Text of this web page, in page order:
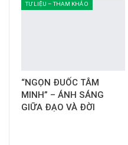
TƯ LIỆU – THAM KHẢO
“NGỌN ĐUỐC TÂM
MINH” – ÁNH SÁNG
GIỮA ĐẠO VÀ ĐỜI